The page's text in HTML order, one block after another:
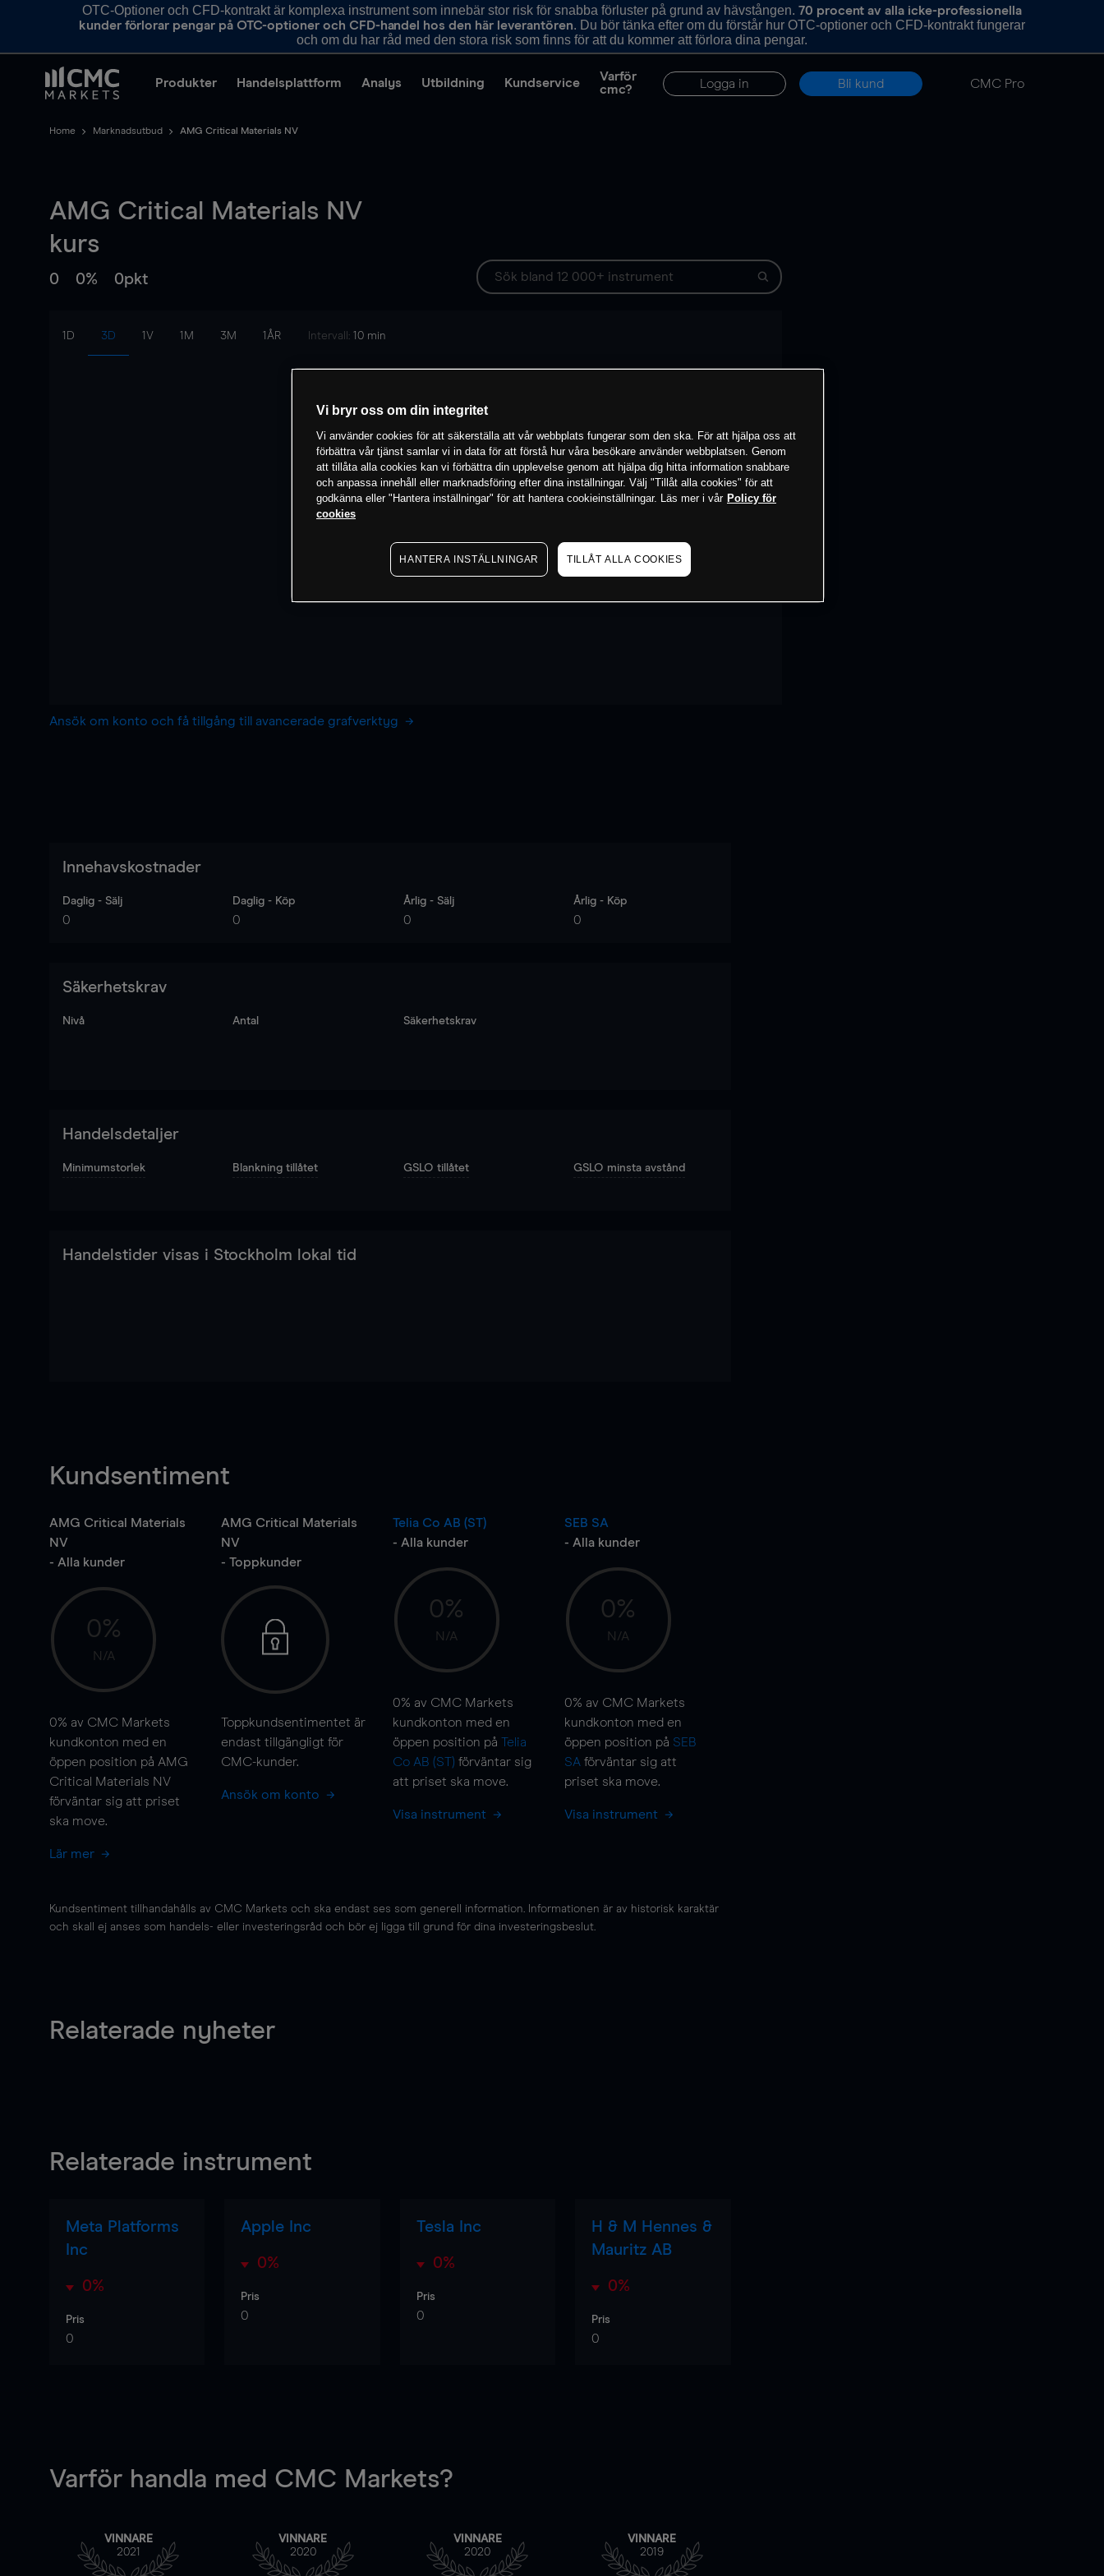
OTC-Optioner och CFD-kontrakt är komplexa instrument som innebär stor risk för snabba förluster på grund av hävstången. 70 procent av alla icke-professionella
kunder förlorar pengar på OTC-optioner och CFD-handel hos den här leverantören. Du bör tänka efter om du förstår hur OTC-optioner och CFD-kontrakt fungerar
och om du har råd med den stora risk som finns för att du kommer att förlora dina pengar.
Produkter Handelsplattform Analys Utbildning Kundservice
Varför
cmc?
Logga in Bli kund CMC Pro
Home Marknadsutbud AMG Critical Materials NV
AMG Critical Materials NV
kurs
0 0% 0pkt
1D 3D 1V 1M 3M 1ÅR Intervall: 10 min
Ansök om konto och få tillgång till avancerade grafverktyg
Innehavskostnader
Daglig - Sälj
0
Daglig - Köp
0
Årlig - Sälj
0
Årlig - Köp
0
Säkerhetskrav
Nivå Antal Säkerhetskrav
Handelsdetaljer
Minimumstorlek Blankning tillåtet GSLO tillåtet GSLO minsta avstånd
Handelstider visas i Stockholm lokal tid
Kundsentiment
AMG Critical Materials
NV
- Alla kunder
0%
N/A
0% av CMC Markets
kundkonton med en
öppen position på AMG
Critical Materials NV
förväntar sig att priset
ska move.
Lär mer
AMG Critical Materials
NV
- Toppkunder
Toppkundsentimentet är
endast tillgängligt för
CMC-kunder.
Ansök om konto
Telia Co AB (ST)
- Alla kunder
0%
N/A
0% av CMC Markets
kundkonton med en
öppen position på Telia
Co AB (ST) förväntar sig
att priset ska move.
Visa instrument
SEB SA
- Alla kunder
0%
N/A
0% av CMC Markets
kundkonton med en
öppen position på SEB
SA förväntar sig att
priset ska move.
Visa instrument
Kundsentiment tillhandahålls av CMC Markets och ska endast ses som generell information. Informationen är av historisk karaktär
och skall ej anses som handels- eller investeringsråd och bör ej ligga till grund för dina investeringsbeslut.
Relaterade nyheter
Relaterade instrument
Meta Platforms
Inc
0%
Pris
0
Apple Inc
0%
Pris
0
Tesla Inc
0%
Pris
0
H & M Hennes &
Mauritz AB
0%
Pris
0
Varför handla med CMC Markets?
VINNARE
2021
VINNARE
2020
VINNARE
2020
VINNARE
2019
Vi bryr oss om din integritet
Vi använder cookies för att säkerställa att vår webbplats fungerar som den ska. För att hjälpa oss att
förbättra vår tjänst samlar vi in data för att förstå hur våra besökare använder webbplatsen. Genom
att tillåta alla cookies kan vi förbättra din upplevelse genom att hjälpa dig hitta information snabbare
och anpassa innehåll eller marknadsföring efter dina inställningar. Välj "Tillåt alla cookies" för att
godkänna eller "Hantera inställningar" för att hantera cookieinställningar. Läs mer i vår Policy för
cookies
HANTERA INSTÄLLNINGAR TILLÅT ALLA COOKIES